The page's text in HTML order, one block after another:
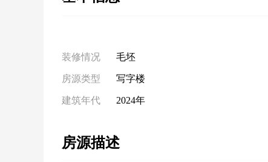
装修情况 毛坯
房源类型 写字楼
建筑年代 2024年
房源描述